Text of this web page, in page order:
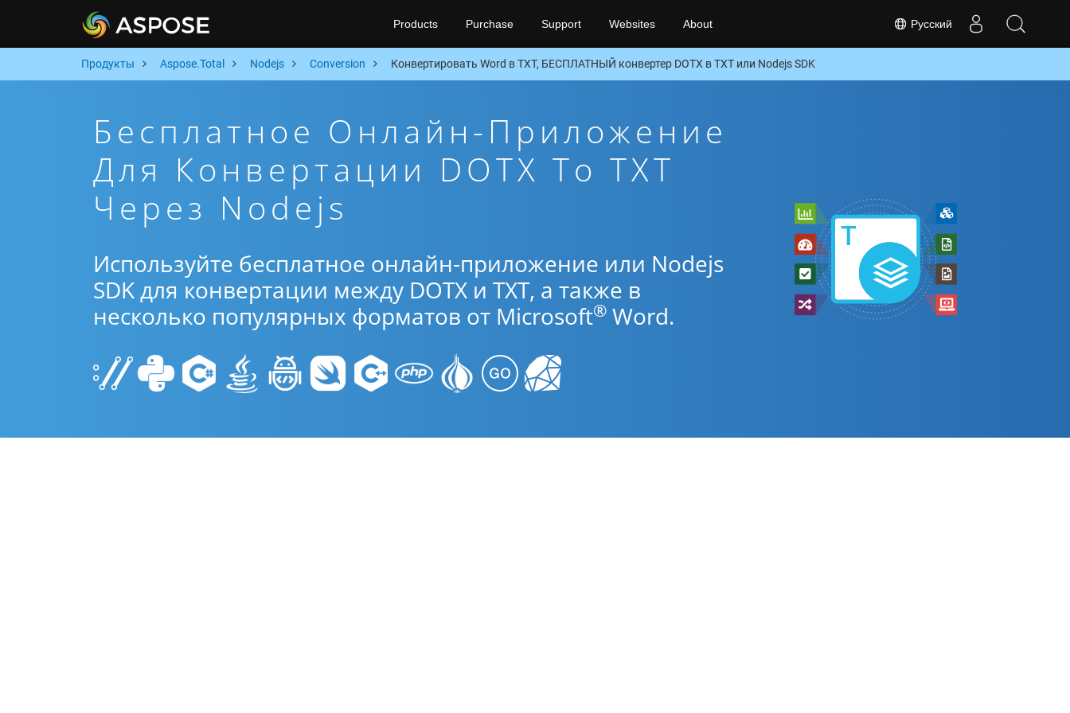
Русский
Products Purchase Support Websites About
Продукты Aspose.Total Nodejs Conversion Конвертировать Word в TXT, БЕСПЛАТНЫЙ конвертер DOTX в TXT или Nodejs SDK
Бесплатное Онлайн-Приложение
Для Конвертации DOTX To TXT
Через Nodejs
Используйте бесплатное онлайн-приложение или Nodejs
SDK для конвертации между DOTX и TXT, а также в
несколько популярных форматов от Microsoft® Word.